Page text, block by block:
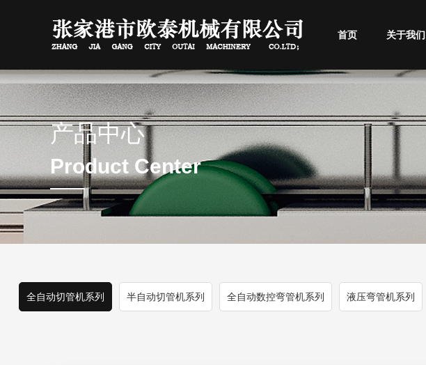
首页 关于我们
产品中心
Product Center
全自动切管机系列 半自动切管机系列 全自动数控弯管机系列 液压弯管机系列